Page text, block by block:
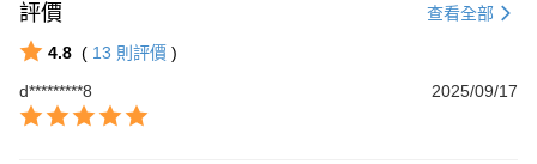
評價 查看全部
4.8 ( 13 則評價 )
d*********8
2025/09/17